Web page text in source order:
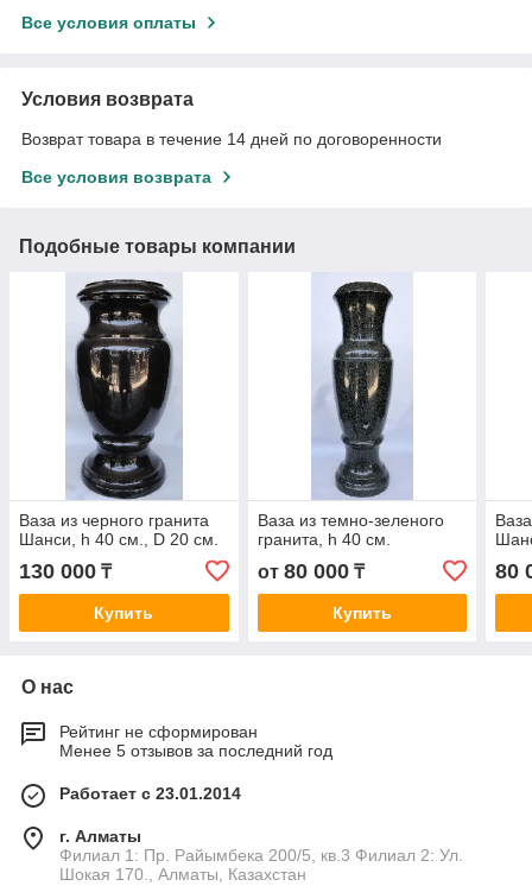
Все условия оплаты
Условия возврата
Возврат товара в течение 14 дней по договоренности
Все условия возврата
Подобные товары компании
Ваза из черного гранита
Шанси, h 40 см., D 20 см.
130 000 ₸
Купить
Ваза из темно-зеленого
гранита, h 40 см.
от 80 000₸
Купить
80
О нас
Рейтинг не сформирован
Менее 5 отзывов за последний год
Работает с 23.01.2014
г. Алматы
Филиал 1: Пр. Райымбека 200/5, кв.3 Филиал 2: Ул.
Шокая 170., Алматы, Казахстан